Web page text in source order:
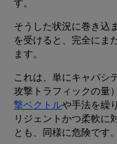
す。
そうした状況に巻き込
を受けると、完全にま
ます。
これは、単にキャパシ
攻撃トラフィックの量
撃ベクトルや手法を繰
リジェントかつ柔軟に
とも、同様に危険です。